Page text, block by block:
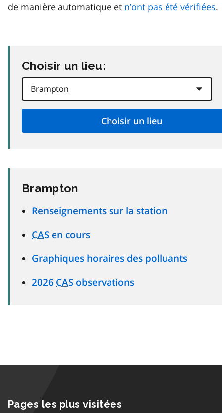
de manière automatique et n’ont pas été vérifiées.
Choisir un lieu:
Brampton
Renseignements sur la station
CAS en cours
Graphiques horaires des polluants
2026 CAS observations
Pages les plus visitées